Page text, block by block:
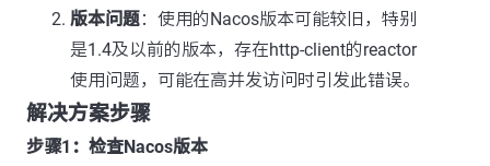
版本问题：使用的Nacos版本可能较旧，特别
是1.4及以前的版本，存在http-client的reactor
使用问题，可能在高并发访问时引发此错误。
解决方案步骤
步骤1：检查Nacos版本